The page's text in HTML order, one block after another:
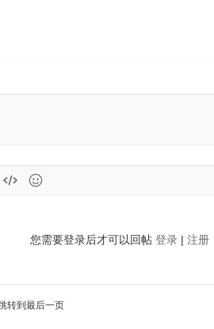
您需要登录后才可以回帖 登录| 注册
转到最后一页